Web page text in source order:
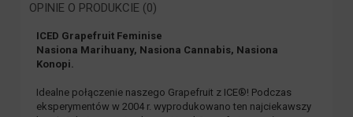
OPINIE O PRODUKCIE (0)
ICED Grapefruit Feminise
Nasiona Marihuany, Nasiona Cannabis, Nasiona
Konopi.
Idealne połączenie naszego Grapefruit z ICE®! Podczas
eksperymentów w 2004 r. wyprodukowano ten najciekawszy